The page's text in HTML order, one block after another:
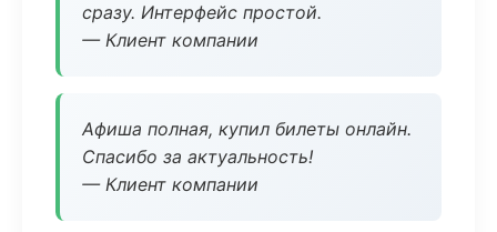
сразу. Интерфейс простой.
— Клиент компании
Афиша полная, купил билеты онлайн.
Спасибо за актуальность!
— Клиент компании